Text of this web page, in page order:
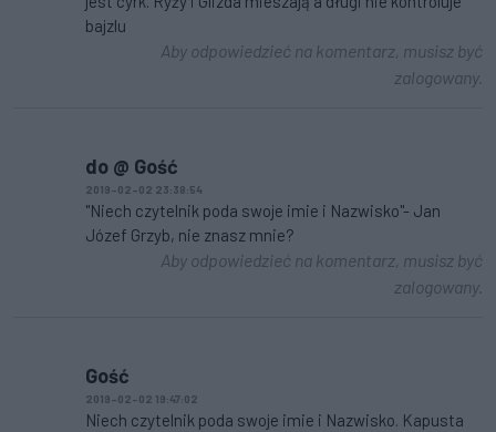
bajzlu
Aby odpowiedzieć na komentarz, musisz być
zalogowany.
do @ Gość
2019-02-02 23:38:54
"Niech czytelnik poda swoje imie i Nazwisko"- Jan
Józef Grzyb, nie znasz mnie?
Aby odpowiedzieć na komentarz, musisz być
zalogowany.
Gość
2019-02-02 19:47:02
Niech czytelnik poda swoje imie i Nazwisko. Kapusta